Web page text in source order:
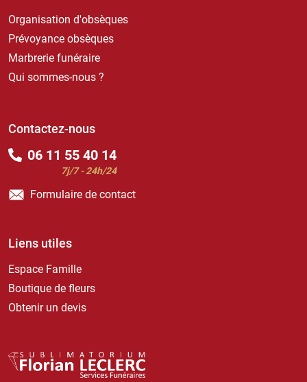
Organisation d'obsèques
Prévoyance obsèques
Marbrerie funéraire
Qui sommes-nous ?
Contactez-nous
06 11 55 40 14
7j/7 - 24h/24
Formulaire de contact
Liens utiles
Espace Famille
Boutique de fleurs
Obtenir un devis